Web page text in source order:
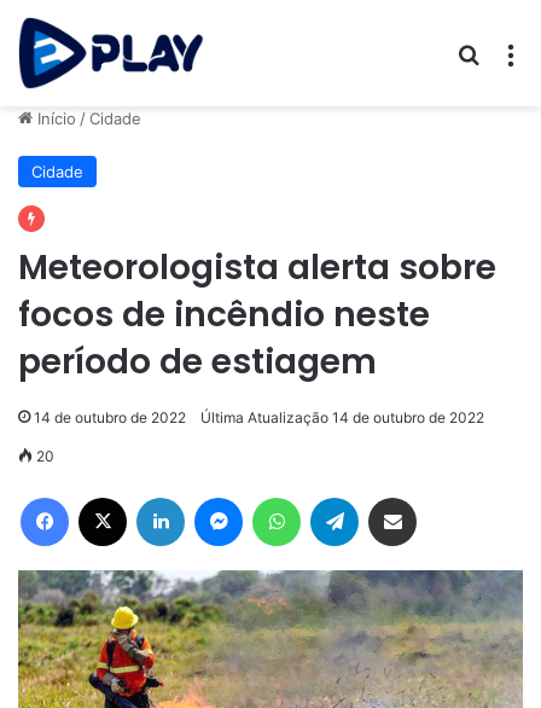
Início /Cidade
Cidade
Meteorologista alerta sobre
focos de incêndio neste
período de estiagem
14 de outubro de 2022 Última Atualização 14 de outubro de 2022
20
Facebook Linkedin MessengerWhatsAppTelegram